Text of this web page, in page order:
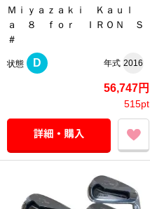
Ｍｉｙａｚａｋｉ Ｋａｕｌ
ａ ８ ｆｏｒ ＩＲＯＮ Ｓ
＃
状態 D 年式 2016
56,747円
515pt